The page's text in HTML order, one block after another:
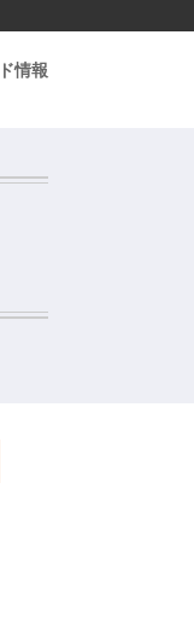
情報